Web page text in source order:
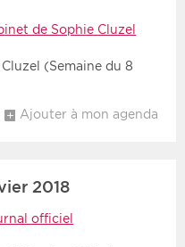
de Sophie Cluzel
(Semaine du 8
Ajouter à mon agenda
2018
officiel